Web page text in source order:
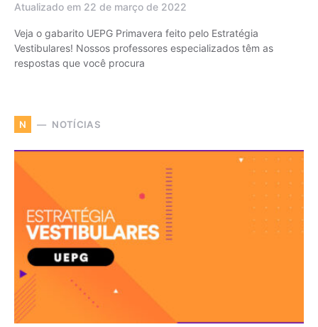
Atualizado em 22 de março de 2022
Veja o gabarito UEPG Primavera feito pelo Estratégia
Vestibulares! Nossos professores especializados têm as
respostas que você procura
N NOTÍCIAS